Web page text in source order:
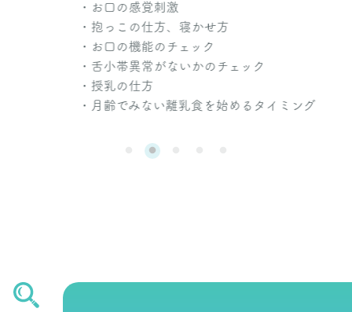
・お口の感覚刺激
・抱っこの仕方、寝かせ方
・お口の機能のチェック
・舌小帯異常がないかのチェック
・授乳の仕方
・月齢でみない離乳食を始めるタイミング